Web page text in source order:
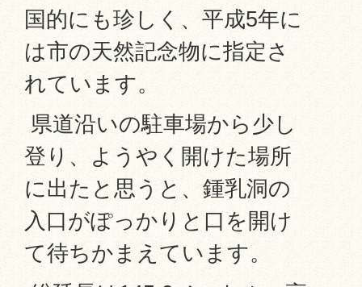
国的にも珍しく、平成5年に
は市の天然記念物に指定さ
れています。
県道沿いの駐車場から少し
登り、ようやく開けた場所
に出たと思うと、鍾乳洞の
入口がぽっかりと口を開け
て待ちかまえています。